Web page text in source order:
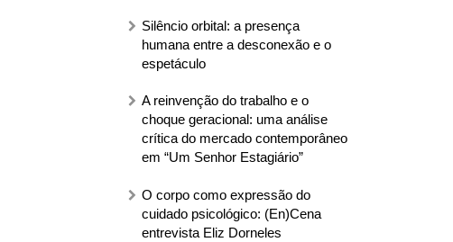
Silêncio orbital: a presença
humana entre a desconexão e o
espetáculo
A reinvenção do trabalho e o
choque geracional: uma análise
crítica do mercado contemporâneo
em “Um Senhor Estagiário”
O corpo como expressão do
cuidado psicológico: (En)Cena
entrevista Eliz Dorneles